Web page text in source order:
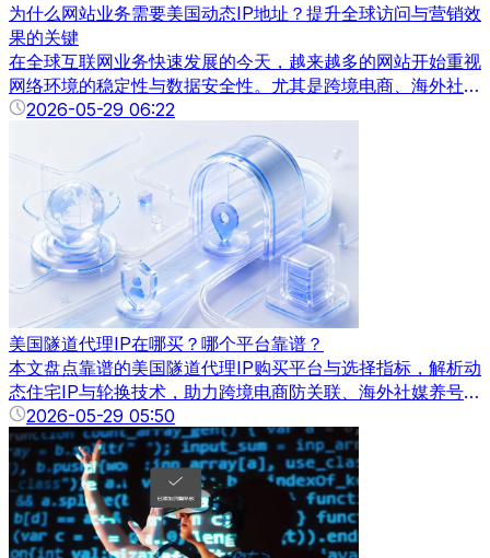
为什么网站业务需要美国动态IP地址？提升全球访问与营销效
果的关键
在全球互联网业务快速发展的今天，越来越多的网站开始重视
网络环境的稳定性与数据安全性。尤其是跨境电商、海外社媒
营销、数据采集、广告投放以及账号运营等行业，美国动态IP
地址已经成为企业提升业务效率的重要工具。那么，为什么越
来越多的网站需要美国动态IP地址？本文将从实际业务场景、
营销价值以及运营安全等方面进行深度解读。
2026-05-29 06:22
美国隧道代理IP在哪买？哪个平台靠谱？
本文盘点靠谱的美国隧道代理IP购买平台与选择指标，解析动
态住宅IP与轮换技术，助力跨境电商防关联、海外社媒养号及
全球高频数据采集。
2026-05-29 05:50